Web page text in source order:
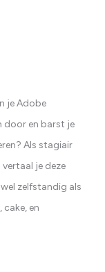
je Adobe
door en barst je
Als stagiair
je deze
zelfstandig als
en